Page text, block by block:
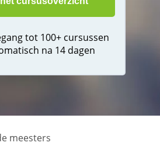
tot 100+ cursussen
na 14 dagen
meesters